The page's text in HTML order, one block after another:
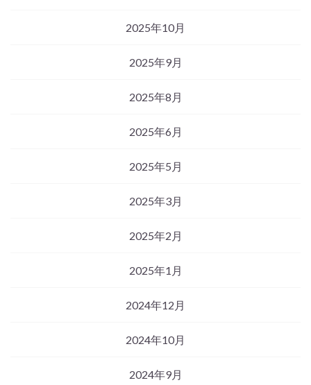
2025年10月
2025年9月
2025年8月
2025年6月
2025年5月
2025年3月
2025年2月
2025年1月
2024年12月
2024年10月
2024年9月